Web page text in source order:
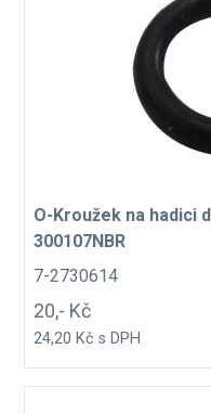
O-Kroužek na hadici
300107NBR
7-2730614
20,- Kč
24,20 Kč s DPH